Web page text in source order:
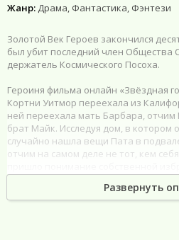
Жанр: Драма, Фантастика, Фэнтези
Золотой Век Героев закончился
был убит последний член Общества
держатель Космического Посоха.
Героиня фильма онлайн «Звёздная
Кортни Уитмор переехала из
ней переехала мать Барбара,
брат Майк. Исследуя дом, в котором
случайно нашла вещи Пата в
отчим на самом деле не тот, кем
догадывалась. Теперь от Кортни
Справедливости и всего мира,
Сосулька и Мозговая волна. Чтобы
Развернуть